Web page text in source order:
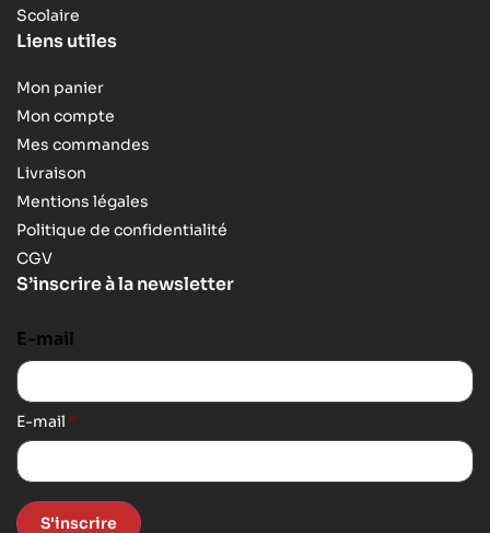
Scolaire
Liens utiles
Mon panier
Mon compte
Mes commandes
Livraison
Mentions légales
Politique de confidentialité
CGV
S’inscrire à la newsletter
E-mail
E-mail *
S'inscrire